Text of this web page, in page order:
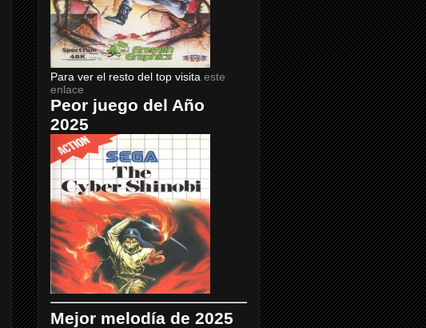
Para ver el resto del top visita este
enlace
Peor juego del Año
2025
Mejor melodía de 2025